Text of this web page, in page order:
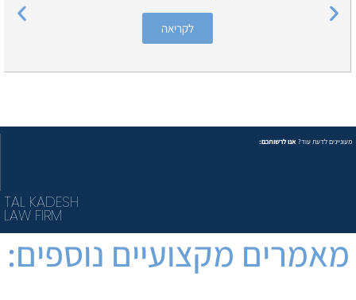
לקריאה
מעוניינים לדעת עוד? אנו לרשותכם:
TAL KADESH
LAW FIRM
מאמרים מקצועיים נוספים: